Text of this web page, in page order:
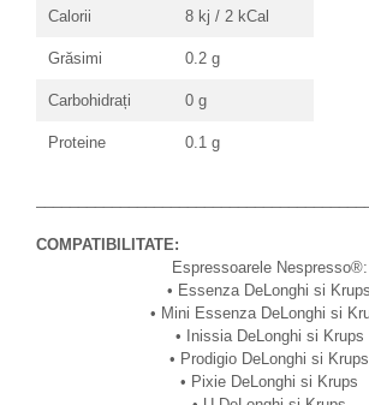
Calorii 8 kj / 2 kCal
Grăsimi 0.2 g
Carbohidrați 0 g
Proteine 0.1 g
COMPATIBILITATE:
Espressoarele Nespresso®:
• Essenza DeLonghi si Krups
• Mini Essenza DeLonghi si
• Inissia DeLonghi si Krups
• Prodigio DeLonghi si Krups
• Pixie DeLonghi si Krups